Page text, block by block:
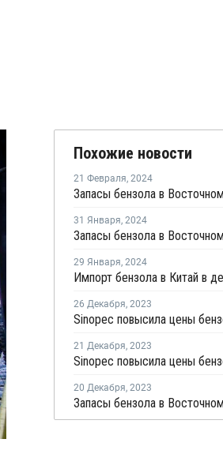
Похожие новости
21 Февраля, 2024
31 Января, 2024
29 Января, 2024
26 Декабря, 2023
21 Декабря, 2023
20 Декабря, 2023